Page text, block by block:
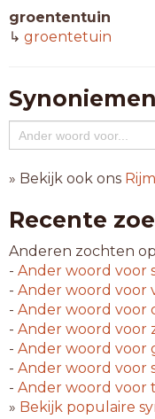
groententuin
↳ groentetuin
» Bekijk ook ons
Recente
Anderen zochten
- Ander woord voor
- Ander woord voor
- Ander woord voor
- Ander woord voor
- Ander woord voor
- Ander woord voor
- Ander woord voor
» Bekijk populaire